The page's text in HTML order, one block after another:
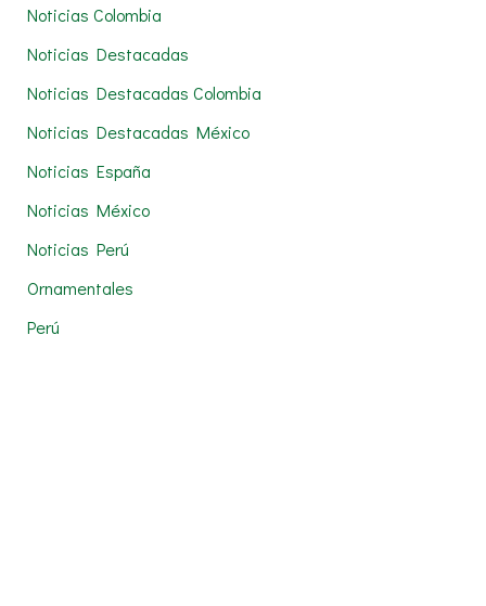
Noticias Colombia
Noticias Destacadas
Noticias Destacadas Colombia
Noticias Destacadas México
Noticias España
Noticias México
Noticias Perú
Ornamentales
Perú